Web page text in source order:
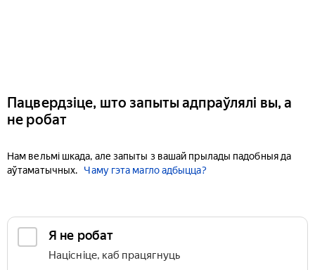
Пацвердзіце, што запыты адпраўлялі вы, а
не робат
Нам вельмі шкада, але запыты з вашай прылады падобныя да
аўтаматычных.
Чаму гэта магло адбыцца?
Я не робат
Націсніце, каб працягнуць